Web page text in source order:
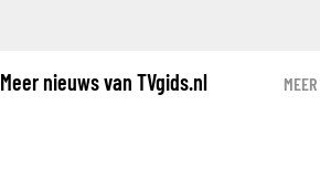
Meer nieuws van TVgids.nl